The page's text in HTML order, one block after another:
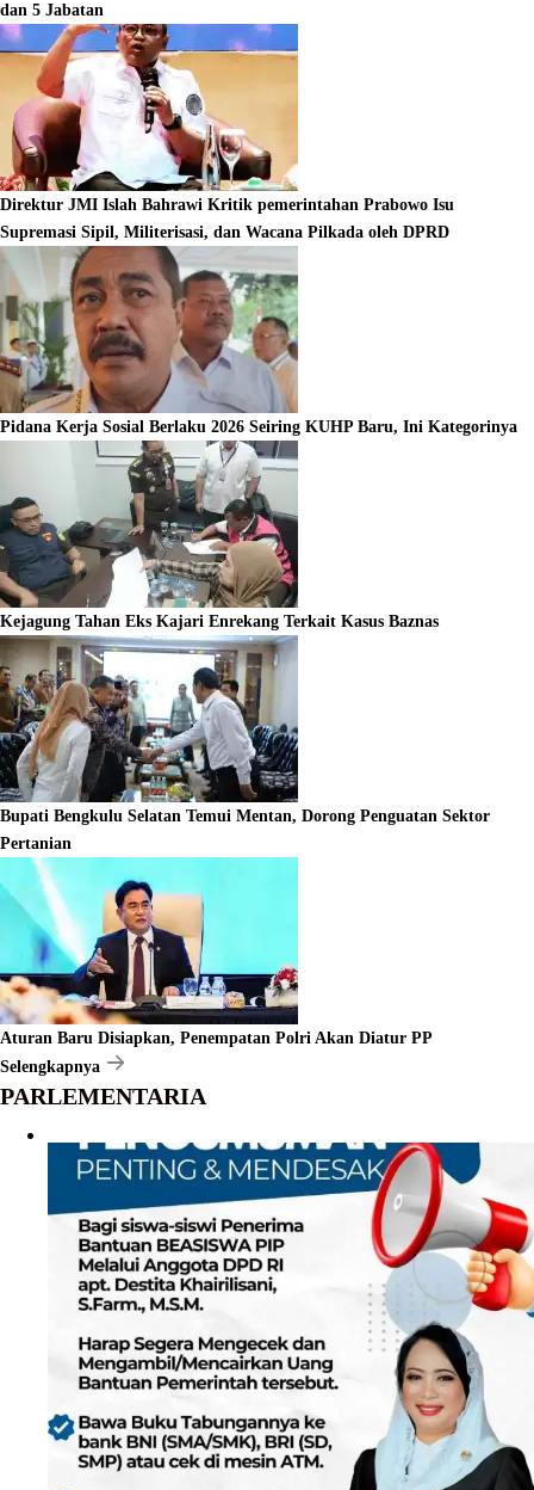
dan 5 Jabatan
Direktur JMI Islah Bahrawi Kritik pemerintahan Prabowo Isu
Supremasi Sipil, Militerisasi, dan Wacana Pilkada oleh DPRD
Pidana Kerja Sosial Berlaku 2026 Seiring KUHP Baru, Ini Kategorinya
Kejagung Tahan Eks Kajari Enrekang Terkait Kasus Baznas
Bupati Bengkulu Selatan Temui Mentan, Dorong Penguatan Sektor
Pertanian
Aturan Baru Disiapkan, Penempatan Polri Akan Diatur PP
Selengkapnya
PARLEMENTARIA